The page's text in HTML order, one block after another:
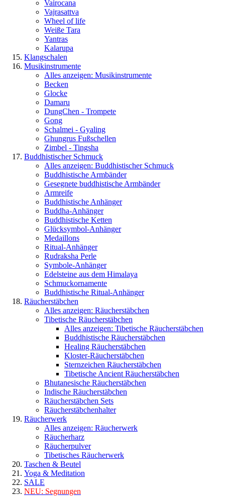
Vairocana
Vajrasattva
Wheel of life
Weiße Tara
Yantras
Kalarupa
Klangschalen
Musikinstrumente
Alles anzeigen: Musikinstrumente
Becken
Glocke
Damaru
DungChen - Trompete
Gong
Schalmei - Gyaling
Ghungrus Fußschellen
Zimbel - Tingsha
Buddhistischer Schmuck
Alles anzeigen: Buddhistischer Schmuck
Buddhistische Armbänder
Gesegnete buddhistische Armbänder
Armreife
Buddhistische Anhänger
Buddha-Anhänger
Buddhistische Ketten
Glücksymbol-Anhänger
Medaillons
Ritual-Anhänger
Rudraksha Perle
Symbole-Anhänger
Edelsteine aus dem Himalaya
Schmuckornamente
Buddhistische Ritual-Anhänger
Räucherstäbchen
Alles anzeigen: Räucherstäbchen
Tibetische Räucherstäbchen
Alles anzeigen: Tibetische Räucherstäbchen
Buddhistische Räucherstäbchen
Healing Räucherstäbchen
Kloster-Räucherstäbchen
Sternzeichen Räucherstäbchen
Tibetische Ancient Räucherstäbchen
Bhutanesische Räucherstäbchen
Indische Räucherstäbchen
Räucherstäbchen Sets
Räucherstäbchenhalter
Räucherwerk
Alles anzeigen: Räucherwerk
Räucherharz
Räucherpulver
Tibetisches Räucherwerk
Taschen & Beutel
Yoga & Meditation
SALE
NEU: Segnungen